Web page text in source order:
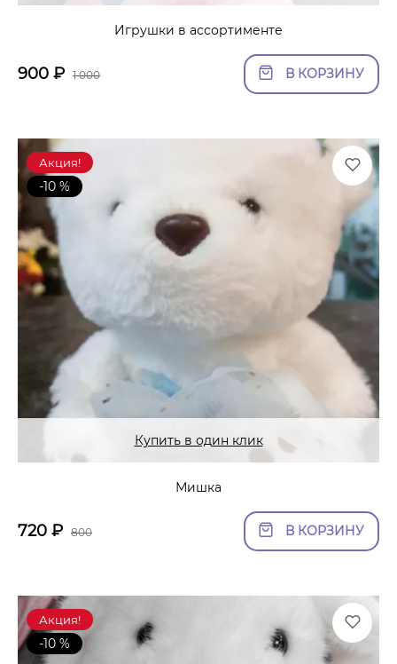
Игрушки в ассортименте
900 ₽ 1 000 В КОРЗИНУ
Акция!
-10 %
Купить в один клик
Мишка
720 ₽ 800 В КОРЗИНУ
Акция!
-10 %